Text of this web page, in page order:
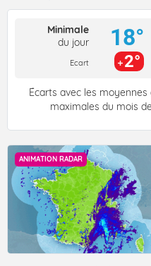
Minimale
du jour
Ecart
18°
2°
Écarts avec les
maximales du mois de
ANIMATION RADAR